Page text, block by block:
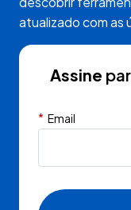
atualizado com as
Assine
* Email